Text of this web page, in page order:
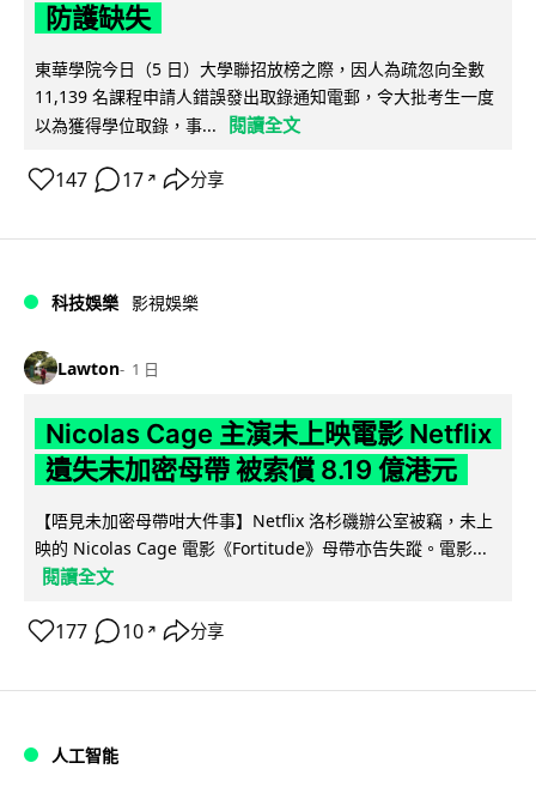
防護缺失
東華學院今日（5 日）大學聯招放榜之際，因人為疏忽向全數
11,139 名課程申請人錯誤發出取錄通知電郵，令大批考生一度
以為獲得學位取錄，事...
閱讀全文
147 17 ↗ 分享
科技娛樂 影視娛樂
Lawton 1 日
Nicolas Cage 主演未上映電影 Netflix
遺失未加密母帶 被索償 8.19 億港元
【唔見未加密母帶咁大件事】Netflix 洛杉磯辦公室被竊，未上
映的 Nicolas Cage 電影《Fortitude》母帶亦告失蹤。電影...
閱讀全文
177 10 ↗ 分享
人工智能